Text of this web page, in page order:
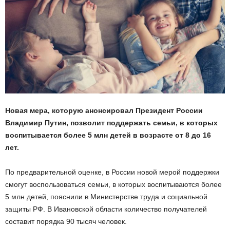
Новая мера, которую анонсировал Президент России
Владимир Путин, позволит поддержать семьи, в которых
воспитывается более 5 млн детей в возрасте от 8 до 16
лет.
По предварительной оценке, в России новой мерой поддержки
смогут воспользоваться семьи, в которых воспитываются более
5 млн детей, пояснили в Министерстве труда и социальной
защиты РФ. В Ивановской области количество получателей
составит порядка 90 тысяч человек.